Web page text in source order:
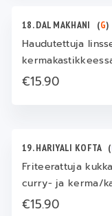
18. DAL MAKHANI (G)
Haudutettuja
€15.90
19. HARIYALI KOFTA (
Friteerattuja
curry- ja kerma/
€15.90